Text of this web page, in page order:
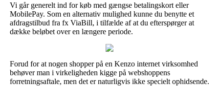
Vi går generelt ind for køb med gængse betalingskort eller
MobilePay. Som en alternativ mulighed kunne du benytte et
afdragstilbud fra fx ViaBill, i tilfælde af at du efterspørger at
dække beløbet over en længere periode.
Forud for at nogen shopper på en Kenzo internet virksomhed
behøver man i virkeligheden kigge på webshoppens
forretningsaftale, men det er naturligvis ikke specielt ophidsende.